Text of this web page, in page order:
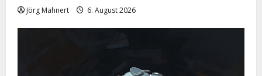
Jörg Mahnert 6. August 2026